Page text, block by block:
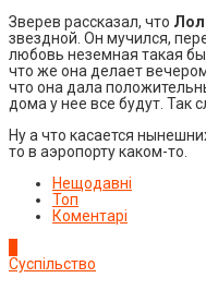
Зверев рассказал, что
звездной. Он мучился,
любовь неземная такая
что же она делает
что она дала
дома у нее все будут. Так
Ну а что касается
то в аэропорту каком-то.
Нещодавні
Топ
Коментарі
Суспільство